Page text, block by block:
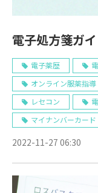
電子処方箋ガ
電子薬歴
オンライン服薬指導
レセコン
マイナンバーカード
2022-11-27 06:30